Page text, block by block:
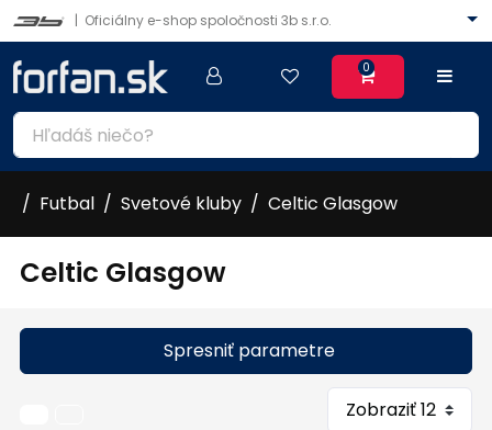
| Oficiálny e-shop spoločnosti 3b s.r.o.
0
Futbal Svetové kluby Celtic Glasgow
Celtic Glasgow
Spresniť parametre